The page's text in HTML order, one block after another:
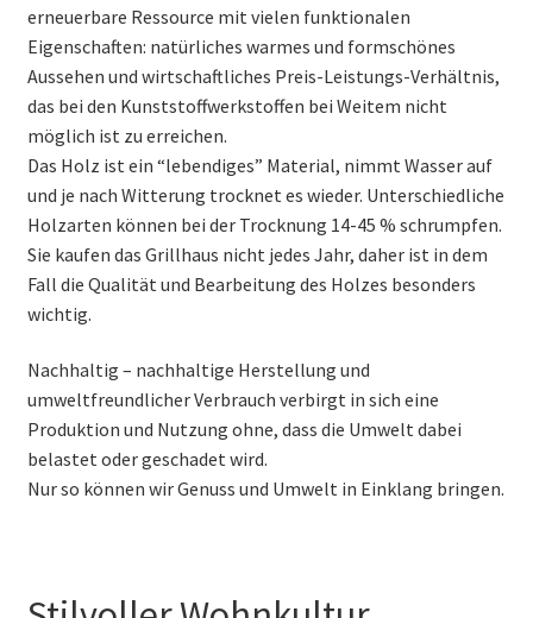
erneuerbare Ressource mit vielen funktionalen
Eigenschaften: natürliches warmes und formschönes
Aussehen und wirtschaftliches Preis-Leistungs-Verhältnis,
das bei den Kunststoffwerkstoffen bei Weitem nicht
möglich ist zu erreichen.
Das Holz ist ein “lebendiges” Material, nimmt Wasser auf
und je nach Witterung trocknet es wieder. Unterschiedliche
Holzarten können bei der Trocknung 14-45 % schrumpfen.
Sie kaufen das Grillhaus nicht jedes Jahr, daher ist in dem
Fall die Qualität und Bearbeitung des Holzes besonders
wichtig.
Nachhaltig – nachhaltige Herstellung und
umweltfreundlicher Verbrauch verbirgt in sich eine
Produktion und Nutzung ohne, dass die Umwelt dabei
belastet oder geschadet wird.
Nur so können wir Genuss und Umwelt in Einklang bringen.